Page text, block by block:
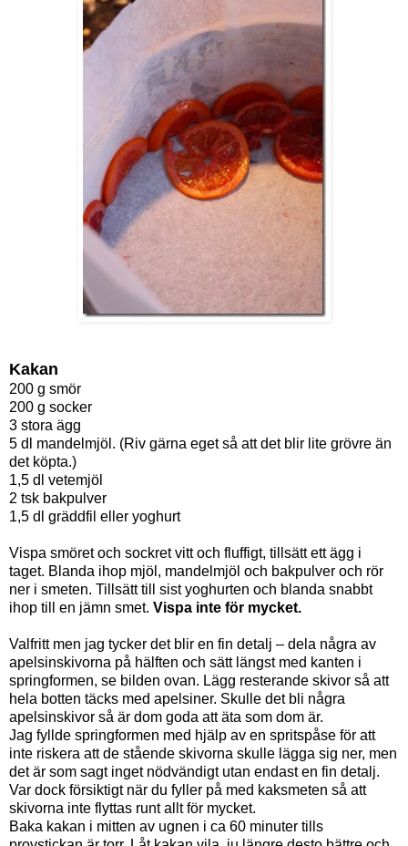
Kakan
200 g smör
200 g socker
3 stora ägg
5 dl mandelmjöl. (Riv gärna eget så att det blir lite grövre än
det köpta.)
1,5 dl vetemjöl
2 tsk bakpulver
1,5 dl gräddfil eller yoghurt
Vispa smöret och sockret vitt och fluffigt, tillsätt ett ägg i
taget. Blanda ihop mjöl, mandelmjöl och bakpulver och rör
ner i smeten. Tillsätt till sist yoghurten och blanda snabbt
ihop till en jämn smet. Vispa inte för mycket.
Valfritt men jag tycker det blir en fin detalj – dela några av
apelsinskivorna på hälften och sätt längst med kanten i
springformen, se bilden ovan. Lägg resterande skivor så att
hela botten täcks med apelsiner. Skulle det bli några
apelsinskivor så är dom goda att äta som dom är.
Jag fyllde springformen med hjälp av en spritspåse för att
inte riskera att de stående skivorna skulle lägga sig ner, men
det är som sagt inget nödvändigt utan endast en fin detalj.
Var dock försiktigt när du fyller på med kaksmeten så att
skivorna inte flyttas runt allt för mycket.
Baka kakan i mitten av ugnen i ca 60 minuter tills